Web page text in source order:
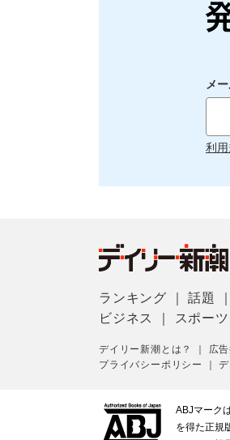
メ
利
ランキング ｜話題
ビジネス
スポーツ
デイリー新潮とは？ 広
プライバシーポリシー
｜
ABJマーク
を得た正規